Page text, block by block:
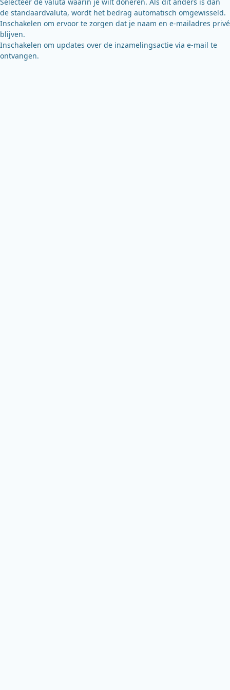
de standaardvaluta, wordt het bedrag automatisch omgewisseld.
Inschakelen om ervoor te zorgen dat je naam en e-mailadres privé
blijven.
Inschakelen om updates over de inzamelingsactie via e-mail te
ontvangen.